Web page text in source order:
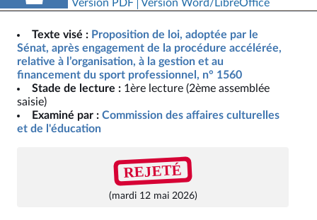
Version PDF
Version Word/LibreOffice
Texte visé : Proposition de loi, adoptée par le
Sénat, après engagement de la procédure accélérée,
relative à l’organisation, à la gestion et au
financement du sport professionnel, n° 1560
Stade de lecture : 1ère lecture (2ème assemblée
saisie)
Examiné par : Commission des affaires culturelles
et de l'éducation
REJETÉ
(mardi 12 mai 2026)